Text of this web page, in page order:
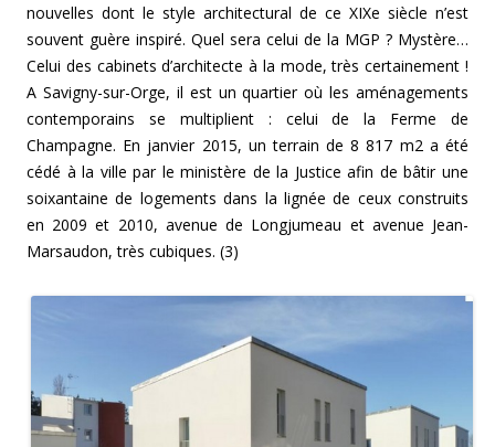
nouvelles dont le style architectural de ce XIXe siècle n’est
souvent guère inspiré. Quel sera celui de la MGP ? Mystère…
Celui des cabinets d’architecte à la mode, très certainement !
A Savigny-sur-Orge, il est un quartier où les aménagements
contemporains se multiplient : celui de la Ferme de
Champagne. En janvier 2015, un terrain de 8 817 m2 a été
cédé à la ville par le ministère de la Justice afin de bâtir une
soixantaine de logements dans la lignée de ceux construits
en 2009 et 2010, avenue de Longjumeau et avenue Jean-
Marsaudon, très cubiques. (3)